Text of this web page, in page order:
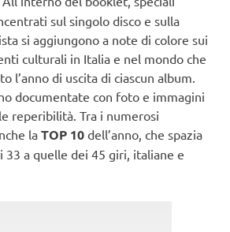
sul singolo disco e sulla
si aggiungono a note di colore sui
culturali in Italia e nel mondo che
l’anno di uscita di ciascun album.
documentate con foto e immagini
reperibilità. Tra i numerosi
la TOP 10 dell’anno, che spazia
33 a quelle dei 45 giri, italiane e